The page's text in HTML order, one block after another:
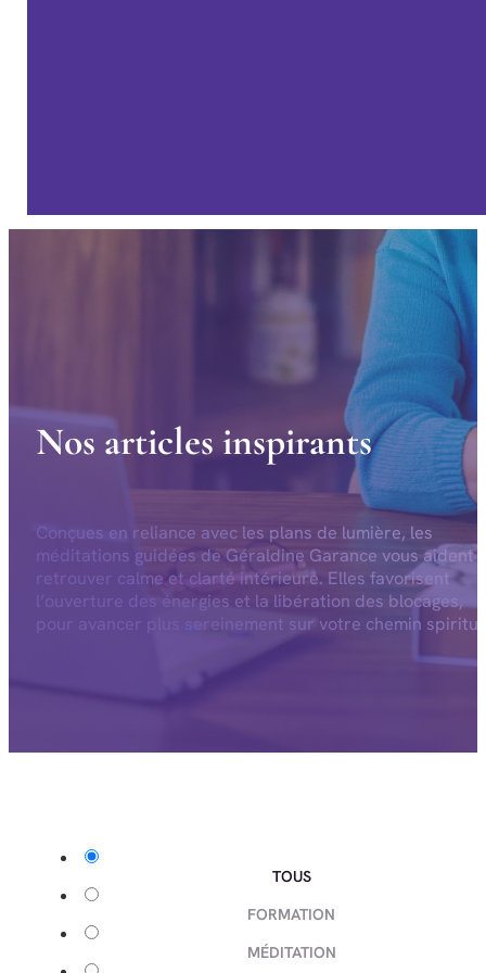
Nos articles inspirants
Conçues en reliance avec les plans de lumière, les
méditations guidées de Géraldine Garance vous aident
retrouver calme et clarté intérieure. Elles favorisent
l’ouverture des énergies et la libération des blocages,
pour avancer plus sereinement sur votre chemin
TOUS
FORMATION
MÉDITATION